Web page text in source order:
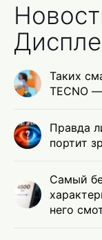
Таких
TECNO
Правда
портит
Самый
него